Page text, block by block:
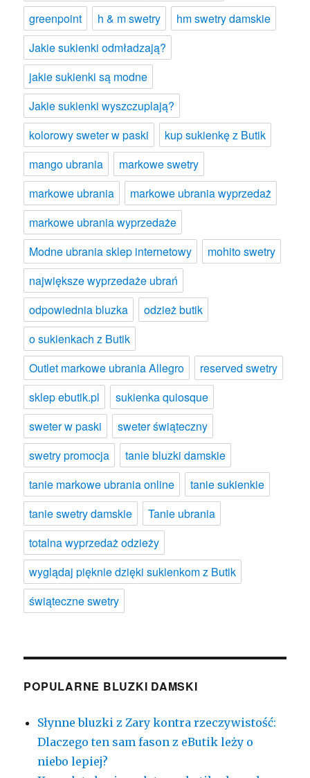
greenpoint
h & m swetry
hm swetry damskie
Jakie sukienki odmładzają?
jakie sukienki są modne
Jakie sukienki wyszczuplają?
kolorowy sweter w paski
kup sukienkę z Butik
mango ubrania
markowe swetry
markowe ubrania
markowe ubrania wyprzedaż
markowe ubrania wyprzedaże
Modne ubrania sklep internetowy
mohito swetry
największe wyprzedaże ubrań
odpowiednia bluzka
odzież butik
o sukienkach z Butik
Outlet markowe ubrania Allegro
reserved swetry
sklep ebutik.pl
sukienka quiosque
sweter w paski
sweter świąteczny
swetry promocja
tanie bluzki damskie
tanie markowe ubrania online
tanie sukienkie
tanie swetry damskie
Tanie ubrania
totalna wyprzedaż odzieży
wyglądaj pięknie dzięki sukienkom z Butik
świąteczne swetry
POPULARNE BLUZKI DAMSKI
Słynne bluzki z Zary kontra rzeczywistość:
Dlaczego ten sam fason z eButik leży o
niebo lepiej?